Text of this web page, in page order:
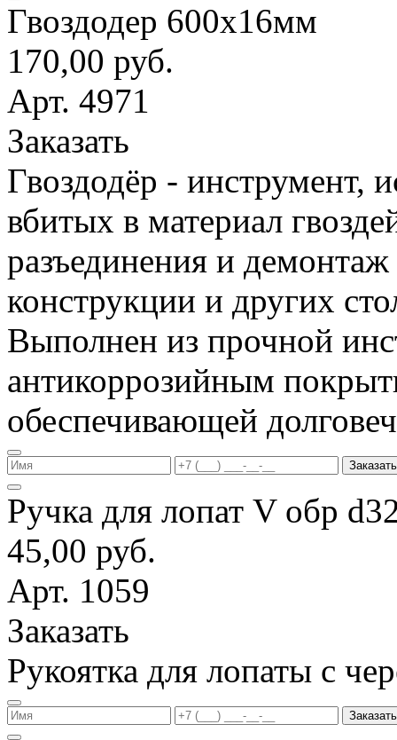
Гвоздодер 600х16мм
170,00 руб.
Арт. 4971
Заказать
Гвоздодёр - инструмент,
вбитых в материал
разъединения и
конструкции и других
Выполнен из прочной
антикоррозийным
обеспечивающей
Заказать
Ручка для лопат V обр
45,00 руб.
Арт. 1059
Заказать
Рукоятка для лопаты с
Заказать